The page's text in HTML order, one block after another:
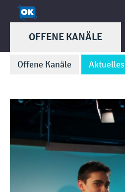
OFFENE KANÄLE
Offene Kanäle Aktuelles